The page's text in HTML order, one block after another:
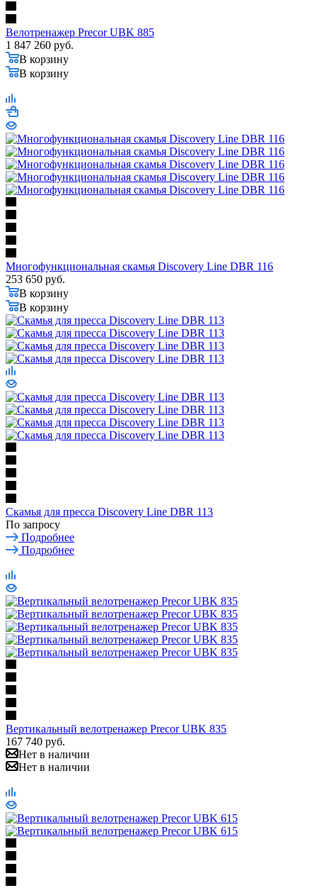
Велотренажер Precor UBK 885
1 847 260 руб.
В корзину
В корзину
Многофункциональная скамья Discovery Line DBR 116
253 650 руб.
В корзину
В корзину
Скамья для пресса Discovery Line DBR 113
По запросу
Подробнее
Подробнее
Вертикальный велотренажер Precor UBK 835
167 740 руб.
Нет в наличии
Нет в наличии